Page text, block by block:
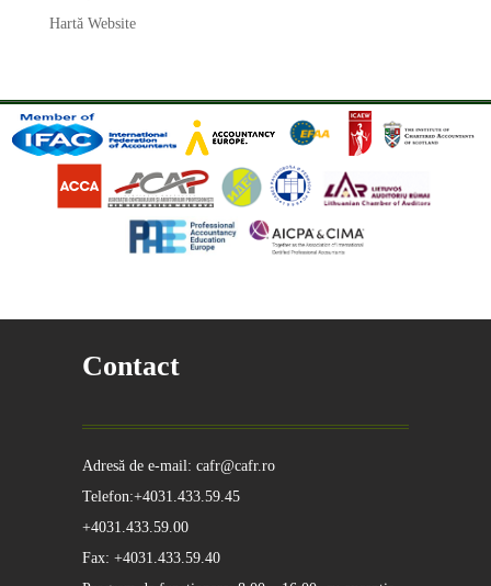
Hartă Website
Contact
Adresă de e-mail: cafr@cafr.ro
Telefon:+4031.433.59.45
+4031.433.59.00
Fax: +4031.433.59.40